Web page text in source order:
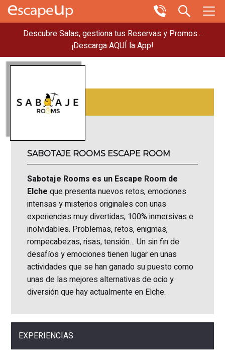
Descubre Salas, gestiona tus Reservas y Promos...
¡Descarga AQUÍ la App!
SABOTAJE ROOMS ESCAPE ROOM
Sabotaje Rooms es un Escape Room de
Elche que presenta nuevos retos, emociones
intensas y misterios originales con unas
experiencias muy divertidas, 100% inmersivas e
inolvidables. Problemas, retos, enigmas,
rompecabezas, risas, tensión… Un sin fin de
desafíos y emociones tienen lugar en unas
actividades que se han ganado su puesto como
unas de las mejores alternativas de ocio y
diversión que hay actualmente en Elche.
EXPERIENCIAS